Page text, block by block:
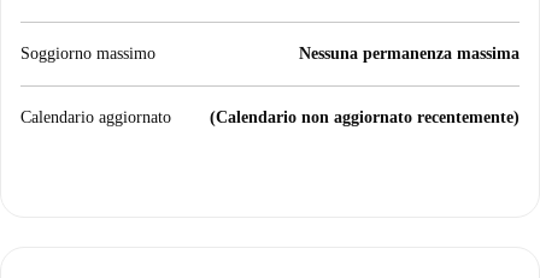
Soggiorno massimo Nessuna permanenza massima
Calendario aggiornato (Calendario non aggiornato recentemente)